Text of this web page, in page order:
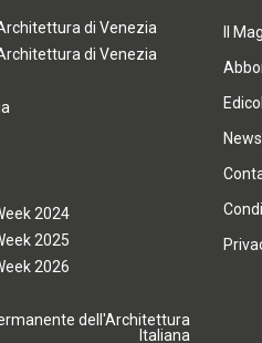
di Venezia
di Venezia
2024
2025
2026
dell'Architettura
Italiana
Il